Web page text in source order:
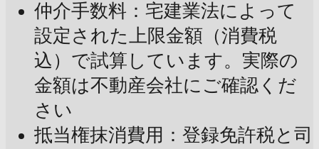
仲介手数料：宅建業法によって
設定された上限金額（消費税
込）で試算しています。実際の
金額は不動産会社にご確認くだ
さい
抵当権抹消費用：登録免許税と司